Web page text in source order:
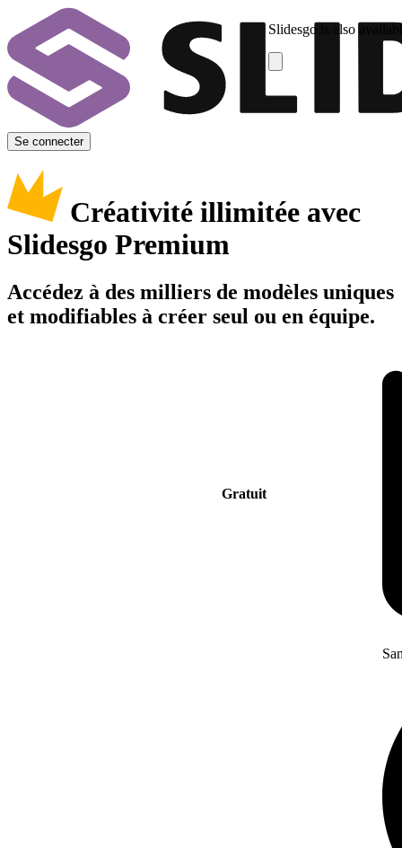
Slidesgo is also
Se connecter
Créativité illimitée avec
Slidesgo Premium
Accédez à des milliers de modèles uniques
et modifiables à créer seul ou en équipe.
Gratuit